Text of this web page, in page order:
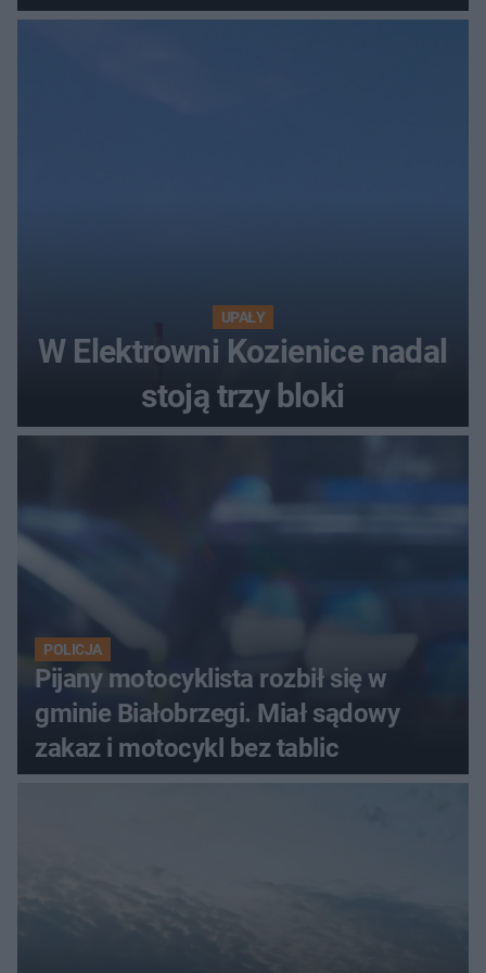
UPAŁY
W Elektrowni Kozienice nadal
stoją trzy bloki
POLICJA
Pijany motocyklista rozbił się w
gminie Białobrzegi. Miał sądowy
zakaz i motocykl bez tablic